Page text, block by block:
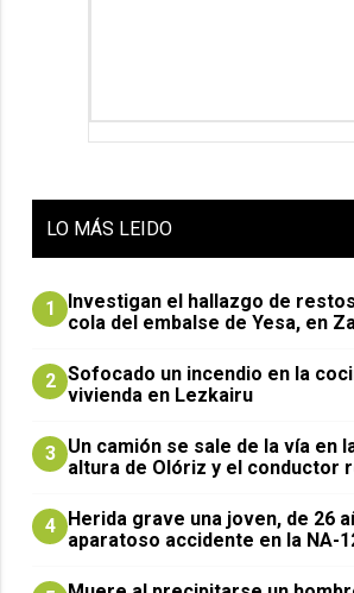
LO MÁS LEIDO
1
Investigan el hallazgo de
cola del embalse de Yesa, en
2 Sofocado un incendio en la
vivienda en Lezkairu
3 Un camión se sale de la vía en
altura de Olóriz y el conductor
4 Herida grave una joven, de 26
aparatoso accidente en la NA-